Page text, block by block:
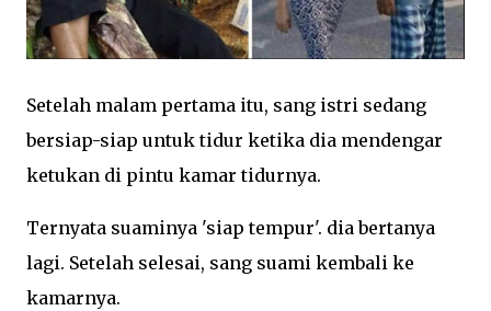
Setelah malam pertama itu, sang istri sedang
bersiap-siap untuk tidur ketika dia mendengar
ketukan di pintu kamar tidurnya.
Ternyata suaminya 'siap tempur'. dia bertanya
lagi. Setelah selesai, sang suami kembali ke
kamarnya.